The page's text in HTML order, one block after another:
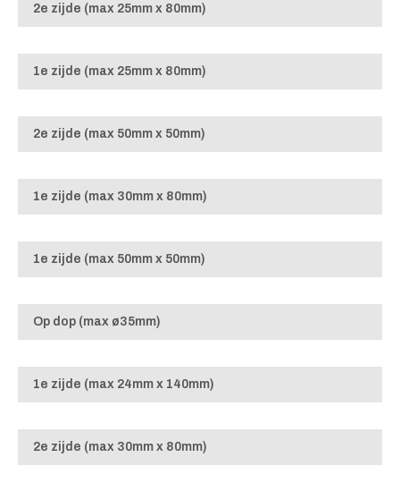
2e zijde (max 25mm x 80mm)
1e zijde (max 25mm x 80mm)
2e zijde (max 50mm x 50mm)
1e zijde (max 30mm x 80mm)
1e zijde (max 50mm x 50mm)
Op dop (max ø35mm)
1e zijde (max 24mm x 140mm)
2e zijde (max 30mm x 80mm)